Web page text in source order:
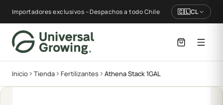
Importadores exclusivos – Despachos a todo Chile 🇨🇱CL
Inicio Tienda Fertilizantes Athena Stack 1GAL